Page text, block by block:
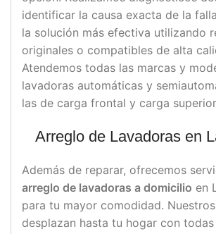
identificar la causa exacta de la
la solución más efectiva utilizando
originales o compatibles de alta
Atendemos todas las marcas y
lavadoras automáticas y
las de carga frontal y carga
Arreglo de Lavadoras en
Además de reparar, ofrecemos
arreglo de lavadoras a domicilio en
para tu mayor comodidad.
desplazan hasta tu hogar con